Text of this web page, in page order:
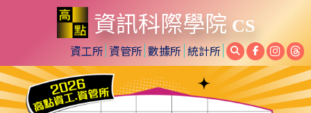
資訊科際學院 CS
資工所 資管所 數據所 統計所